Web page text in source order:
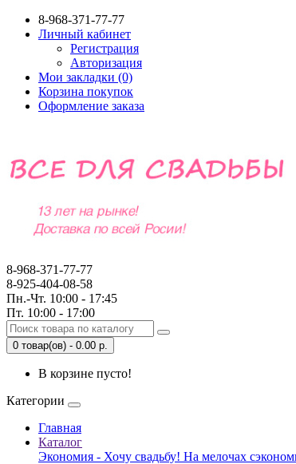
8-968-371-77-77
Личный кабинет
Регистрация
Авторизация
Мои закладки (0)
Корзина покупок
Оформление заказа
8-968-371-77-77
8-925-404-08-58
Пн.-Чт. 10:00 - 17:45
Пт. 10:00 - 17:00
0 товар(ов) - 0.00 р.
В корзине пусто!
Категории
Главная
Каталог
Экономия - Хочу свадьбу! На мелочах